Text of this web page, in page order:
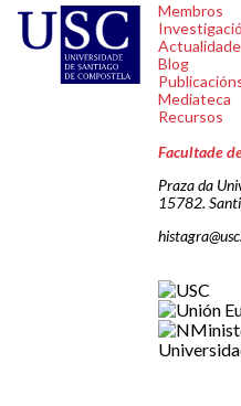
Membros
Actualidade
Blog
Mediateca
Recursos
Facultade
Praza da
15782.